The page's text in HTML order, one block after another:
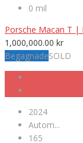
0 mil
Porsche Macan T
1,000,000.00 kr
BegagnadeSOLD
2024
Autom...
165